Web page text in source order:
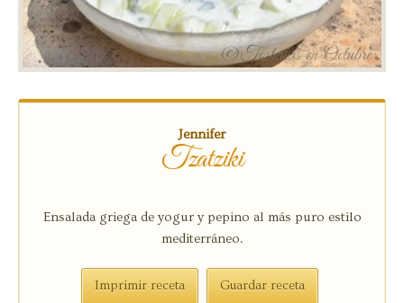
Jennifer
Tzatziki
Ensalada griega de yogur y pepino al más puro estilo
mediterráneo.
Imprimir receta Guardar receta